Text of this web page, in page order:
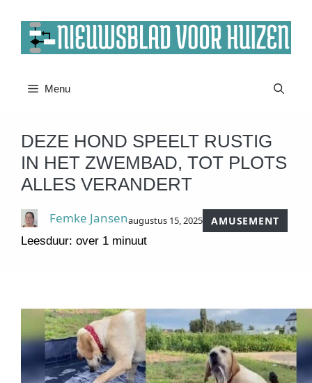
naar
Menu
DEZE HOND SPEELT RUSTIG
IN HET ZWEMBAD, TOT PLOTS
ALLES VERANDERT
Femke Jansenaugustus 15, 2025
AMUSEMENT
Leesduur: over 1 minuut